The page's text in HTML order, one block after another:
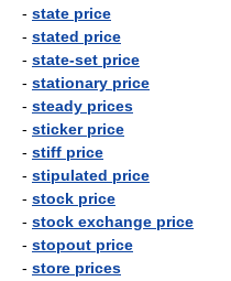
- state price
- stated price
- state-set price
- stationary price
- steady prices
- sticker price
- stiff price
- stipulated price
- stock price
- stock exchange price
- stopout price
- store prices